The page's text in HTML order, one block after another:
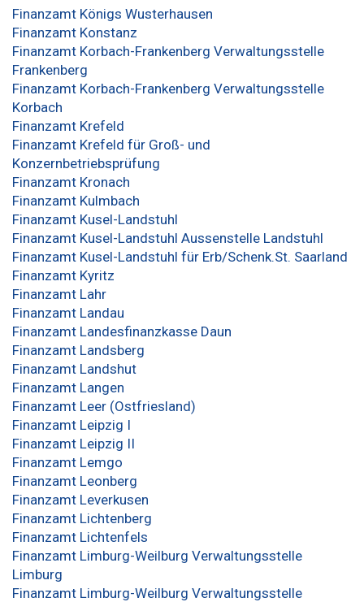
Finanzamt Königs Wusterhausen
Finanzamt Konstanz
Finanzamt Korbach-Frankenberg Verwaltungsstelle
Frankenberg
Finanzamt Korbach-Frankenberg Verwaltungsstelle
Korbach
Finanzamt Krefeld
Finanzamt Krefeld für Groß- und
Konzernbetriebsprüfung
Finanzamt Kronach
Finanzamt Kulmbach
Finanzamt Kusel-Landstuhl
Finanzamt Kusel-Landstuhl Aussenstelle Landstuhl
Finanzamt Kusel-Landstuhl für Erb/Schenk.St. Saarland
Finanzamt Kyritz
Finanzamt Lahr
Finanzamt Landau
Finanzamt Landesfinanzkasse Daun
Finanzamt Landsberg
Finanzamt Landshut
Finanzamt Langen
Finanzamt Leer (Ostfriesland)
Finanzamt Leipzig I
Finanzamt Leipzig II
Finanzamt Lemgo
Finanzamt Leonberg
Finanzamt Leverkusen
Finanzamt Lichtenberg
Finanzamt Lichtenfels
Finanzamt Limburg-Weilburg Verwaltungsstelle
Limburg
Finanzamt Limburg-Weilburg Verwaltungsstelle